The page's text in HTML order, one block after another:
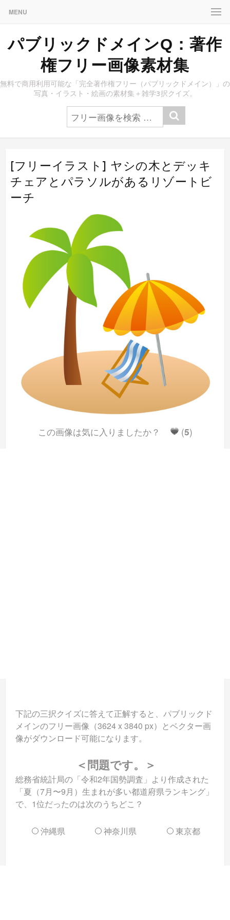
MENU
パブリックドメインQ：著作
権フリー画像素材集
無料で商用利用可能な「完全著作権フリー（パブリックドメイン）」の
写真・イラスト・絵画の素材集＋雑学3択クイズ。
[フリーイラスト] ヤシの木とデッキ
チェアとパラソルがあるリゾートビ
ーチ
この画像は気に入りましたか？ (5)
下記の三択クイズに答えて正解すると、パブリックド
メインのフリー画像（3624 x 3840 px）とベクター画
像がダウンロード可能になります。
＜問題です。＞
総務省統計局の「令和2年国勢調査」より作成された
「夏（7月〜9月）生まれが多い都道府県ランキング」
で、1位だったのは次のうちどこ？
沖縄県 神奈川県 東京都